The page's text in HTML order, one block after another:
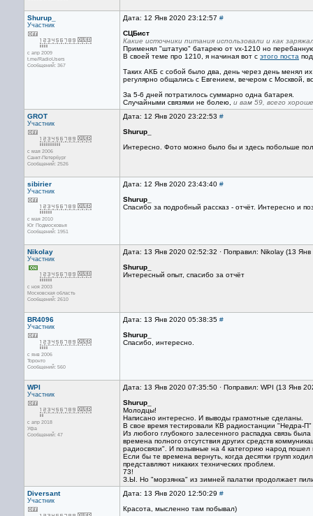
Shurup_
Участник
с апр 2009
t.me/RadioUsers
Сообщений: 367
Дата: 12 Янв 2020 23:12:57 #
СЦБист
Какие источники питания использовали и как
Применял "штатую" батарею от vx-1210 но
В своей теме про 1210, я начиная вот с этого поста
Таких АКБ с собой было два, день через день менял
регулярно общались с Евгением, вечером с Москвой,
За 5-6 дней потратилось суммарно одна батарея.
Случайными связями не болею, и вам 59, всего
GROT
Участник
с мая 2006
Санкт-Петербург
Сообщений: 2526
Дата: 12 Янв 2020 23:22:53 #
Shurup_
Интересно. Фото можно было бы и здесь побольше
sibirier
Участник
с мая 2010
Юг Подмосковья
Сообщений: 1951
Дата: 12 Янв 2020 23:43:40 #
Shurup_
Спасибо за подробный рассказ - отчёт. Интересно и
Nikolay
Участник
с ноя 2003
Московская область
Сообщений: 2610
Дата: 13 Янв 2020 02:52:32 · Поправил: Nikolay (13
Shurup_
Интересный опыт, спасибо за отчёт
BR4096
Участник
с янв 2006
Торонто
Сообщений: 560
Дата: 13 Янв 2020 05:38:35 #
Shurup_
Спасибо, интересно.
WPI
Участник
с апр 2018
Уфа
Сообщений: 47
Дата: 13 Янв 2020 07:35:50 · Поправил: WPI (13 Янв
Shurup_
Молодцы!
Написано интересно. И выводы грамотные сделаны.
В свое время тестировали КВ радиостанции "Недра-
Из любого глубокого залесенного распадка связь
времена полного отсутствия других средств
радиосвязи". И позывные на 4 категорию народ пошел
Если бы те времена вернуть, когда десятки групп
представляют никаких технических проблем.
73!
З.Ы. Но "морзянка" из зимней палатки продолжает
Diversant
Участник
Дата: 13 Янв 2020 12:50:29 #
Красота, мысленно там побывал)